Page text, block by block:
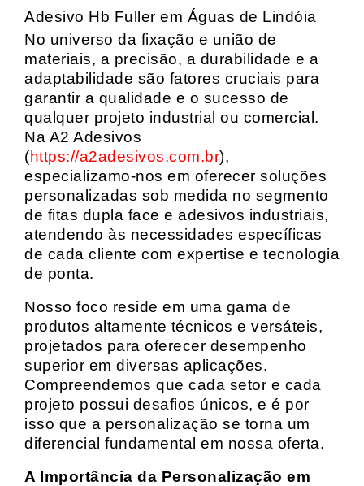
Adesivo Hb Fuller em Águas de Lindóia
No universo da fixação e união de
materiais, a precisão, a durabilidade e a
adaptabilidade são fatores cruciais para
garantir a qualidade e o sucesso de
qualquer projeto industrial ou comercial.
Na A2 Adesivos
(https://a2adesivos.com.br),
especializamo-nos em oferecer soluções
personalizadas sob medida no segmento
de fitas dupla face e adesivos industriais,
atendendo às necessidades específicas
de cada cliente com expertise e tecnologia
de ponta.
Nosso foco reside em uma gama de
produtos altamente técnicos e versáteis,
projetados para oferecer desempenho
superior em diversas aplicações.
Compreendemos que cada setor e cada
projeto possui desafios únicos, e é por
isso que a personalização se torna um
diferencial fundamental em nossa oferta.
A Importância da Personalização em